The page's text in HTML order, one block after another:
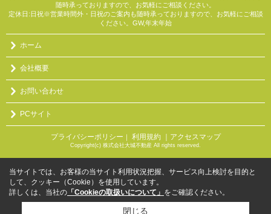
随時承っておりますので、お気軽にご相談ください。
定休日:日祝※営業時間外・日祝のご案内も随時承っておりますので、お気軽にご相談
ください。GW,年末年始
ホーム
会社概要
お問い合わせ
PCサイト
プライバシーポリシー ｜ 利用規約 ｜アクセスマップ
Copyright(c) 株式会社大城不動産 All rights reserved.
当サイトでは、お客様の当サイト利用状況把握、サービス向上検討を目的と
して、クッキー（Cookie）を使用しています。
詳しくは、当社の 「Cookieの取扱いについて」 をご確認ください。
閉じる